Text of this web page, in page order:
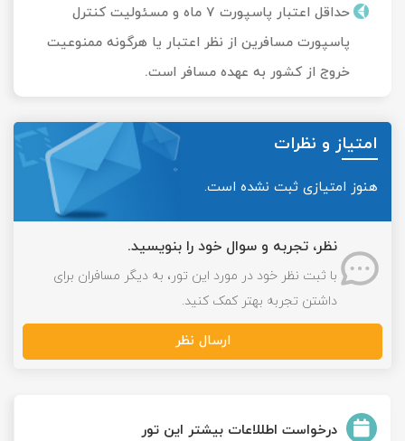
درخواست اطللاعات بیشتر این تور
حداقل اعتبار پاسپورت 7 ماه و مسئولیت کنترل
پاسپورت مسافرین از نظر اعتبار یا هرگونه ممنوعیت
خروج از کشور به عهده مسافر است.
امتیاز و نظرات
هنوز امتیازی ثبت نشده است.
نظر، تجربه و سوال خود را بنویسید.
با ثبت نظر خود در مورد این تور، به دیگر مسافران برای
داشتن تجربه بهتر کمک کنید.
ارسال نظر